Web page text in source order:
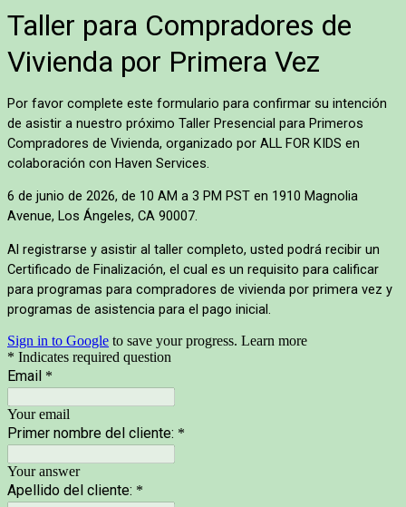
Taller para Compradores de
Vivienda por Primera Vez
Por favor complete este formulario para confirmar su intención
de asistir a nuestro próximo Taller Presencial para Primeros
Compradores de Vivienda, organizado por ALL FOR KIDS en
colaboración con Haven Services.
6 de junio de 2026, de 10 AM a 3 PM PST en 1910 Magnolia
Avenue, Los Ángeles, CA 90007.
Al registrarse y asistir al taller completo, usted podrá recibir un
Certificado de Finalización, el cual es un requisito para calificar
para programas para compradores de vivienda por primera vez y
programas de asistencia para el pago inicial.
Sign in to Google to save your progress. Learn more
* Indicates required question
Email *
Your email
Primer nombre del cliente: *
Your answer
Apellido del cliente: *